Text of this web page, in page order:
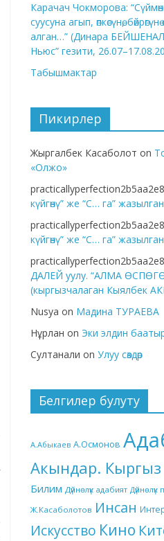
Карачач Чокморова:
суусуна агып, өпкөсүнө,
алган…” (Динара
Ньюс” гезити,
Табышмактар
Пикирлер
Жыргалбек Касаболот on
«Олжо»
күйгөнү” же “С… га”
күйгөнү” же “С… га”
ДАЛЕЙ уулу. “АЛМА
(кыргызчалаган Кыялбек
Nusya on Мадина ТУРАЕВА
Нұрлан on Эки элдин
Султанали on Улуу сөздөр
Белгилер булуту
А.Абыкаев А.Осмонов
Акындар. Кыргыз
Билим Дүйнөлүк адабият Дүйнөлүк
Ж.Касаболотов Инсан
Искусство Кино